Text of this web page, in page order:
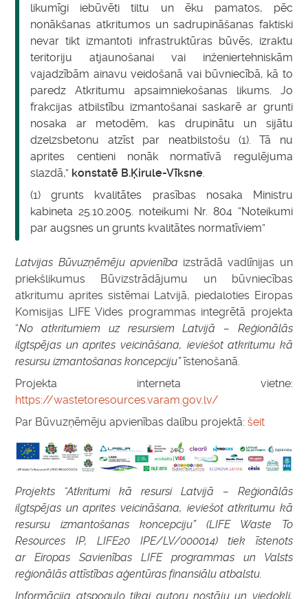
likumīgi iebūvēti tiltu un ēku pamatos, pēc
nonākšanas atkritumos un sadrupināšanas faktiski
nevar tikt izmantoti infrastruktūras būvēs, izraktu
teritoriju atjaunošanai vai inženiertehniskām
vajadzībām ainavu veidošanā vai būvniecībā, kā to
paredz Atkritumu apsaimniekošanas likums. Jo
frakcijas atbilstību izmantošanai saskarē ar grunti
nosaka ar metodēm, kas drupinātu un sijātu
dzelzsbetonu atzīst par neatbilstošu (1). Tā nu
aprites centieni nonāk normatīvā regulējuma
slazdā,” konstatē B.Ķirule-Vīksne.
(1) grunts kvalitātes prasības nosaka Ministru
kabineta 25.10.2005. noteikumi Nr. 804 “Noteikumi
par augsnes un grunts kvalitātes normatīviem”
Latvijas Būvuzņēmēju apvienība izstrādā vadlīnijas un
priekšlikumus Būvizstrādājumu un būvniecības
atkritumu aprites sistēmai Latvijā, piedaloties Eiropas
Komisijas LIFE Vides programmas integrētā projekta
“No atkritumiem uz resursiem Latvijā – Reģionālās
ilgtspējas un aprites veicināšana, ieviešot atkritumu kā
resursu izmantošanas koncepciju”īstenošanā.
Projekta interneta vietne:
https://wastetoresources.varam.gov.lv/
Par Būvuzņēmēju apvienības dalību projektā:šeit
Projekts “Atkritumi kā resursi Latvijā – Reģionālās
ilgtspējas un aprites veicināšana, ieviešot atkritumu kā
resursu izmantošanas koncepciju” (LIFE Waste To
Resources IP, LIFE20 IPE/LV/000014) tiek īstenots
ar Eiropas Savienības LIFE programmas un Valsts
reģionālās attīstības aģentūras finansiālu atbalstu.
Informācija atspoguļo tikai autoru nostāju un viedokli,